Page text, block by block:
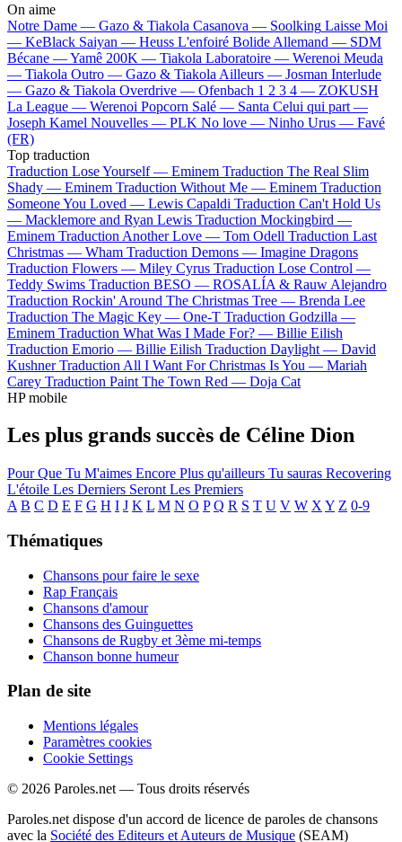
On aime
Notre Dame — Gazo & Tiakola Casanova — Soolking Laisse Moi
— KeBlack Saiyan — Heuss L'enfoiré Bolide Allemand — SDM
Bécane —Yamê 200K — Tiakola Laboratoire — Werenoi Meuda
— Tiakola Outro — Gazo & Tiakola Ailleurs — Josman Interlude
— Gazo & Tiakola Overdrive — Ofenbach 1 2 3 4 — ZOKUSH
La League — Werenoi Popcorn Salé — Santa Celui qui part —
Joseph Kamel Nouvelles — PLK No love — Ninho Urus — Favé
(FR)
Top traduction
Traduction Lose Yourself — Eminem Traduction The Real Slim
Shady — Eminem Traduction Without Me — Eminem Traduction
Someone You Loved — Lewis Capaldi Traduction Can't Hold Us
— Macklemore and Ryan Lewis Traduction Mockingbird —
Eminem Traduction Another Love — Tom Odell Traduction Last
Christmas — Wham Traduction Demons — Imagine Dragons
Traduction Flowers — Miley Cyrus Traduction Lose Control —
Teddy Swims Traduction BESO — ROSALÍA & Rauw Alejandro
Traduction Rockin' Around The Christmas Tree — Brenda Lee
Traduction The Magic Key — One-T Traduction Godzilla —
Eminem Traduction What Was I Made For? — Billie Eilish
Traduction Emorio — Billie Eilish Traduction Daylight — David
Kushner Traduction All I Want For Christmas Is You — Mariah
Carey Traduction Paint The Town Red — Doja Cat
HP mobile
Les plus grands succès de Céline Dion
Pour Que Tu M'aimes Encore Plus qu'ailleurs Tu sauras Recovering
L'étoile Les Derniers Seront Les Premiers
A B C D E F G H I J K L M N O P Q R S T U V W X Y Z 0-9
Thématiques
Chansons pour faire le sexe
Rap Français
Chansons d'amour
Chansons des Guinguettes
Chansons de Rugby et 3ème mi-temps
Chanson bonne humeur
Plan de site
Mentions légales
Paramètres cookies
Cookie Settings
© 2026 Paroles.net — Tous droits réservés
Paroles.net dispose d'un accord de licence de paroles de chansons
avec la Société des Editeurs et Auteurs de Musique (SEAM)